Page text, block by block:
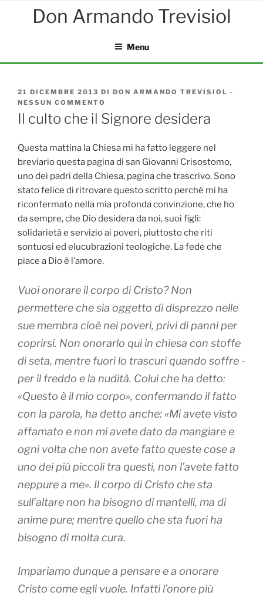
Menu
PUBBLICATO
IL
21 DICEMBRE 2013 DI DON ARMANDO TREVISIOL -
NESSUN COMMENTO
IL
CULTO
IL
DESIDERA
Il culto che il Signore desidera
Questa mattina la Chiesa mi ha fatto leggere nel
breviario questa pagina di san Giovanni Crisostomo,
uno dei padri della Chiesa, pagina che trascrivo. Sono
stato felice di ritrovare questo scritto perché mi ha
riconfermato nella mia profonda convinzione, che ho
da sempre, che Dio desidera da noi, suoi figli:
solidarietà e servizio ai poveri, piuttosto che riti
sontuosi ed elucubrazioni teologiche. La fede che
piace a Dio è l’amore.
Vuoi onorare il corpo di Cristo? Non
permettere che sia oggetto di disprezzo nelle
sue membra cioè nei poveri, privi di panni per
coprirsi. Non onorarlo qui in chiesa con stoffe
di seta, mentre fuori lo trascuri quando soffre -
per il freddo e la nudità. Colui che ha detto:
«Questo è il mio corpo», confermando il fatto
con la parola, ha detto anche: «Mi avete visto
affamato e non mi avete dato da mangiare e
ogni volta che non avete fatto queste cose a
uno dei più piccoli tra questi, non l’avete fatto
neppure a me». Il corpo di Cristo che sta
sull’altare non ha bisogno di mantelli, ma di
anime pure; mentre quello che sta fuori ha
bisogno di molta cura.
Impariamo dunque a pensare e a onorare
Cristo come egli vuole. Infatti l’onore più